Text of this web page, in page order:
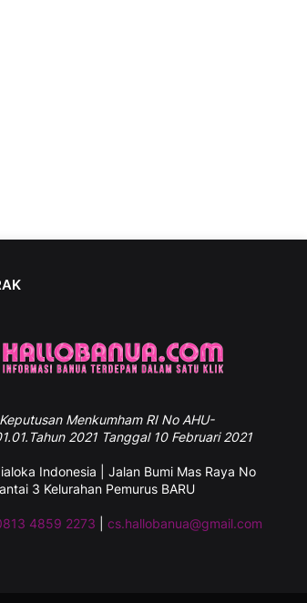
Keputusan Menkumham RI No AHU-
2021 Tanggal 10 Februari 2021
Indonesia | Jalan Bumi Mas Raya No
3 Kelurahan Pemurus BARU
4859 2273 cs.hallobanua@gmail.com